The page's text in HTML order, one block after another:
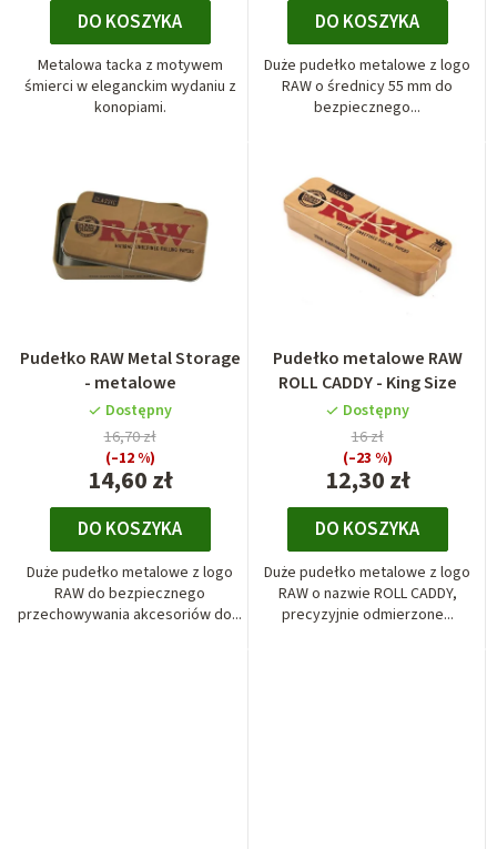
DO KOSZYKA
Metalowa tacka z motywem
śmierci w eleganckim wydaniu z
konopiami.
DO KOSZYKA
Duże pudełko metalowe z logo
RAW o średnicy 55 mm do
bezpiecznego...
Pudełko RAW Metal Storage
- metalowe
Dostępny
14,60 zł
16,70 zł
(–12 %)
DO KOSZYKA
Duże pudełko metalowe z logo
RAW do bezpiecznego
przechowywania akcesoriów do...
Pudełko metalowe RAW
ROLL CADDY - King Size
Dostępny
12,30 zł
16 zł
(–23 %)
DO KOSZYKA
Duże pudełko metalowe z logo
RAW o nazwie ROLL CADDY,
precyzyjnie odmierzone...